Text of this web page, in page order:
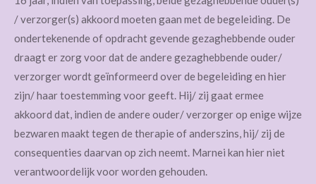
/ verzorger(s) akkoord moeten gaan met de begeleiding. De
ondertekenende of opdracht gevende gezaghebbende ouder
draagt er zorg voor dat de andere gezaghebbende ouder/
verzorger wordt geïnformeerd over de begeleiding en hier
zijn/ haar toestemming voor geeft. Hij/ zij gaat ermee
akkoord dat, indien de andere ouder/ verzorger op enige wijze
bezwaren maakt tegen de therapie of anderszins, hij/ zij de
consequenties daarvan op zich neemt. Marnei kan hier niet
verantwoordelijk voor worden gehouden.